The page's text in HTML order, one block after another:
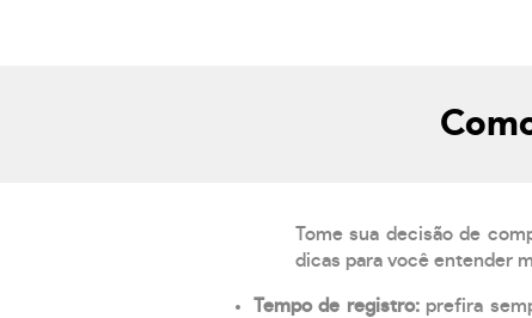
Tome sua decisão de
dicas para você entender
Tempo de registro: prefira